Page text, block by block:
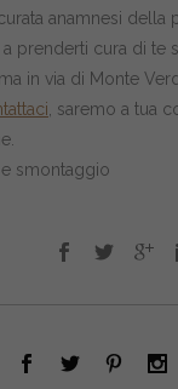
anamnesi della
a prenderti cura di te
in via di Monte
, saremo a tua
smontaggio